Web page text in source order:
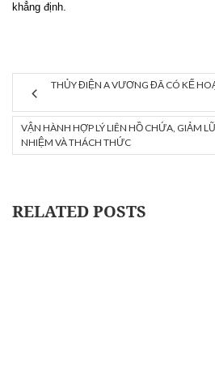
khẳng định.
THỦY ĐIỆN A VƯƠNG ĐÃ CÓ KẾ
VẬN HÀNH HỢP LÝ LIÊN HỒ CHỨA, GIẢM
NHIỆM VÀ THÁCH THỨC
RELATED POSTS